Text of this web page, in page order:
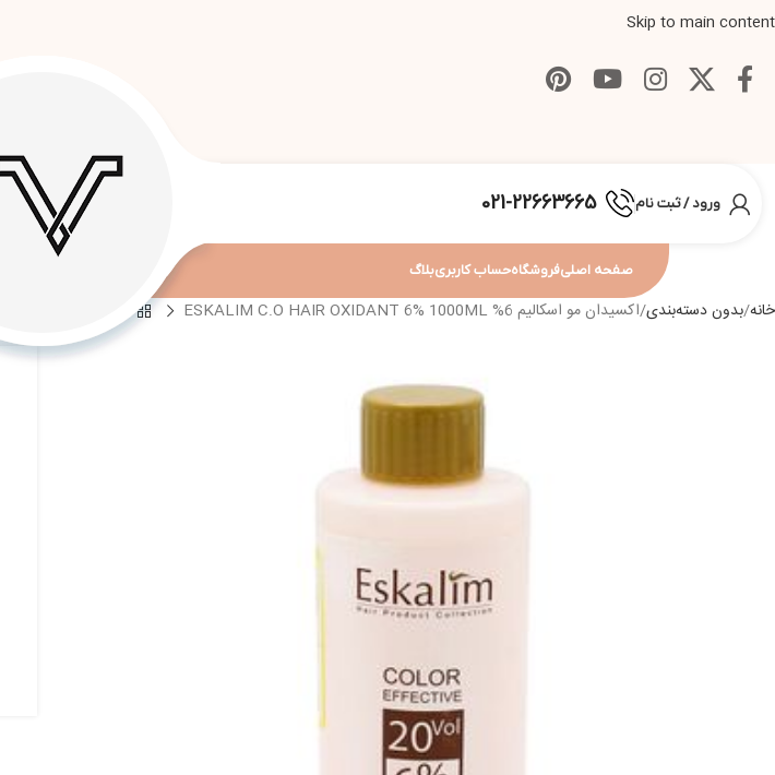
Skip to main content
ورود / ثبت نام 021-22663665
صفحه اصلیفروشگاهحساب کاربریبلاگ
خانه بدون دسته‌بندی اکسیدان مو اسکالیم 6% ESKALIM C.O HAIR OXIDANT 6% 1000ML